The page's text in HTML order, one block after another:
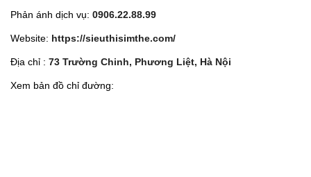
Phản ánh dịch vụ: 0906.22.88.99
Website: https://sieuthisimthe.com/
Địa chỉ : 73 Trường Chinh, Phương Liệt, Hà Nội
Xem bản đồ chỉ đường: